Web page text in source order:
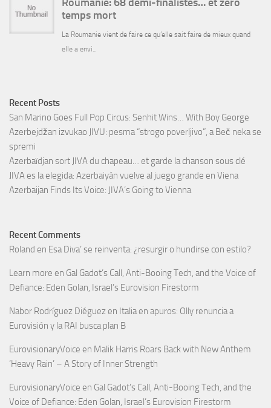
Recent Posts
San Marino Goes Full Pop Circus: Senhit Wins… With Boy George
Azerbejdžan izvukao JIVU: pesma “strogo poverljivo”, a Beč neka se
spremi
Azerbaïdjan sort JIVA du chapeau… et garde la chanson sous clé
JIVA es la elegida: Azerbaiyán vuelve al juego grande en Viena
Azerbaijan Finds Its Voice: JIVA’s Going to Vienna
Recent Comments
Roland en Esa Diva’ se reinventa: ¿resurgir o hundirse con estilo?
Learn more en Gal Gadot’s Call, Anti-Booing Tech, and the Voice of
Defiance: Eden Golan, Israel’s Eurovision Firestorm
Nabor Rodríguez Diéguez en Italia en apuros: Olly renuncia a
Eurovisión y la RAI busca plan B
EurovisionaryVoice en Malik Harris Roars Back with New Anthem
‘Heavy Rain’ – A Story of Inner Strength
EurovisionaryVoice en Gal Gadot’s Call, Anti-Booing Tech, and the
Voice of Defiance: Eden Golan, Israel’s Eurovision Firestorm